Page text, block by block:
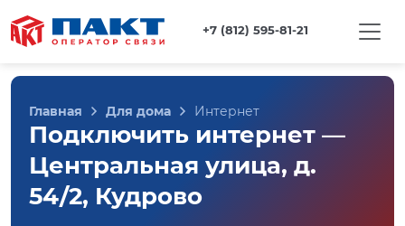
+7 (812) 595-81-21
Главная Для дома Интернет
Подключить интернет —
Центральная улица, д.
54/2, Кудрово